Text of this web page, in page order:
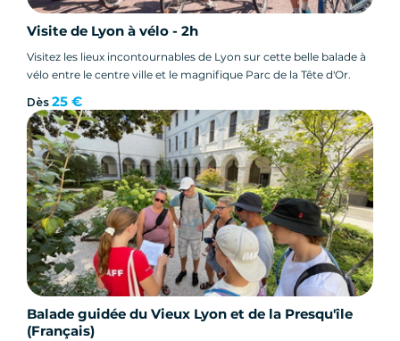
Visite de Lyon à vélo - 2h
Visitez les lieux incontournables de Lyon sur cette belle balade à
vélo entre le centre ville et le magnifique Parc de la Tête d'Or.
Dès 25 €
Balade guidée du Vieux Lyon et de la Presqu'île
(Français)